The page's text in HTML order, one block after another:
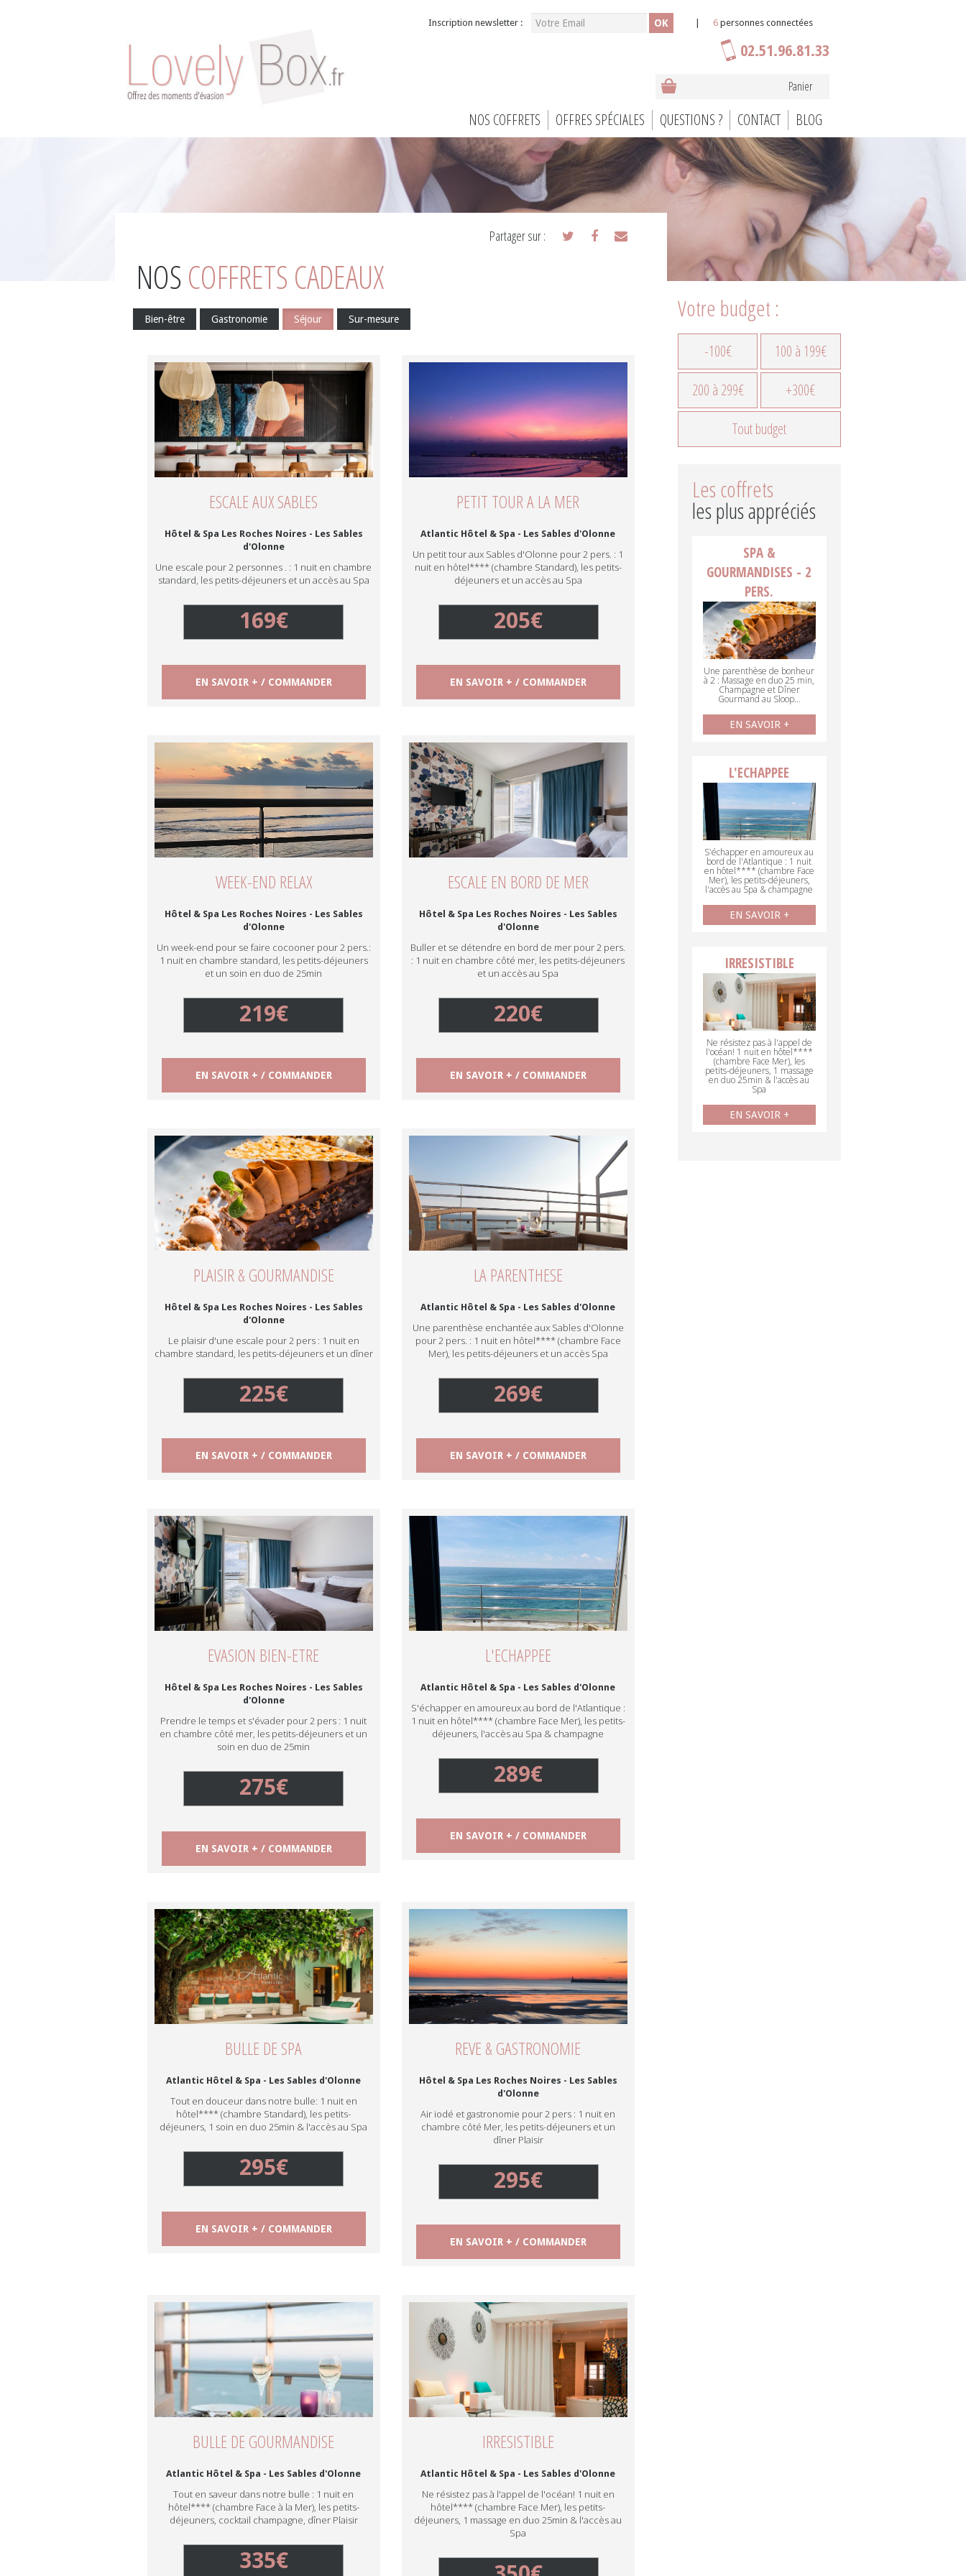
Inscription newsletter : OK 6personnes connectées
02.51.96.81.33
Panier
NOS COFFRETS OFFRES SPÉCIALES QUESTIONS ? CONTACT BLOG
Partager sur :
NOS COFFRETS CADEAUX
Bien-être Gastronomie Séjour Sur-mesure
ESCALE AUX SABLES
Hôtel & Spa Les Roches Noires - Les Sables
d'Olonne
Une escale pour 2 personnes . : 1 nuit en chambre
standard, les petits-déjeuners et un accès au Spa
169€
EN SAVOIR + / COMMANDER
PETIT TOUR A LA MER
Atlantic Hôtel & Spa - Les Sables d'Olonne
Un petit tour aux Sables d'Olonne pour 2 pers. : 1
nuit en hôtel**** (chambre Standard), les petits-
déjeuners et un accès au Spa
205€
EN SAVOIR + / COMMANDER
WEEK-END RELAX
Hôtel & Spa Les Roches Noires - Les Sables
d'Olonne
Un week-end pour se faire cocooner pour 2 pers.:
1 nuit en chambre standard, les petits-déjeuners
et un soin en duo de 25min
219€
EN SAVOIR + / COMMANDER
ESCALE EN BORD DE MER
Hôtel & Spa Les Roches Noires - Les Sables
d'Olonne
Buller et se détendre en bord de mer pour 2 pers.
: 1 nuit en chambre côté mer, les petits-déjeuners
et un accès au Spa
220€
EN SAVOIR + / COMMANDER
PLAISIR & GOURMANDISE
Hôtel & Spa Les Roches Noires - Les Sables
d'Olonne
Le plaisir d'une escale pour 2 pers : 1 nuit en
chambre standard, les petits-déjeuners et un dîner
225€
EN SAVOIR + / COMMANDER
LA PARENTHESE
Atlantic Hôtel & Spa - Les Sables d'Olonne
Une parenthèse enchantée aux Sables d'Olonne
pour 2 pers. : 1 nuit en hôtel**** (chambre Face
Mer), les petits-déjeuners et un accès Spa
269€
EN SAVOIR + / COMMANDER
EVASION BIEN-ETRE
Hôtel & Spa Les Roches Noires - Les Sables
d'Olonne
Prendre le temps et s'évader pour 2 pers : 1 nuit
en chambre côté mer, les petits-déjeuners et un
soin en duo de 25min
275€
EN SAVOIR + / COMMANDER
L'ECHAPPEE
Atlantic Hôtel & Spa - Les Sables d'Olonne
S'échapper en amoureux au bord de l'Atlantique :
1 nuit en hôtel**** (chambre Face Mer), les petits-
déjeuners, l'accès au Spa & champagne
289€
EN SAVOIR + / COMMANDER
BULLE DE SPA
Atlantic Hôtel & Spa - Les Sables d'Olonne
Tout en douceur dans notre bulle: 1 nuit en
hôtel**** (chambre Standard), les petits-
déjeuners, 1 soin en duo 25min & l'accès au Spa
295€
EN SAVOIR + / COMMANDER
REVE & GASTRONOMIE
Hôtel & Spa Les Roches Noires - Les Sables
d'Olonne
Air iodé et gastronomie pour 2 pers : 1 nuit en
chambre côté Mer, les petits-déjeuners et un
dîner Plaisir
295€
EN SAVOIR + / COMMANDER
BULLE DE GOURMANDISE
Atlantic Hôtel & Spa - Les Sables d'Olonne
Tout en saveur dans notre bulle : 1 nuit en
hôtel**** (chambre Face à la Mer), les petits-
déjeuners, cocktail champagne, dîner Plaisir
335€
IRRESISTIBLE
Atlantic Hôtel & Spa - Les Sables d'Olonne
Ne résistez pas à l'appel de l'océan! 1 nuit en
hôtel**** (chambre Face Mer), les petits-
déjeuners, 1 massage en duo 25min & l'accès au
Spa
Votre budget :
-100€
100 à 199€
200 à 299€
+300€
Tout budget
Les coffrets
les plus appréciés
SPA &
GOURMANDISES - 2
PERS.
Une parenthèse de bonheur
à 2 : Massage en duo 25 min,
Champagne et Dîner
Gourmand au Sloop…
EN SAVOIR +
L'ECHAPPEE
S'échapper en amoureux au
bord de l'Atlantique : 1 nuit
en hôtel**** (chambre Face
Mer), les petits-déjeuners,
l'accès au Spa & champagne
EN SAVOIR +
IRRESISTIBLE
Ne résistez pas à l'appel de
l'océan! 1 nuit en hôtel****
(chambre Face Mer), les
petits-déjeuners, 1 massage
en duo 25min & l'accès au
Spa
EN SAVOIR +